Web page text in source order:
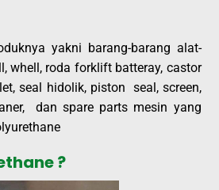
yakni barang-barang alat-
whell, roda forklift batteray, castor
seal hidolik, piston seal, screen,
dan spare parts mesin yang
?